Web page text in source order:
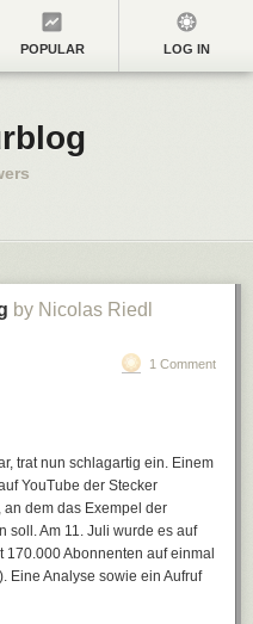
POPULAR LOG IN
by Nicolas Riedl
1 Comment
trat nun schlagartig ein. Einem
YouTube der Stecker
dem das Exempel der
soll. Am 11. Juli wurde es auf
Abonnenten auf einmal
Eine Analyse sowie ein Aufruf